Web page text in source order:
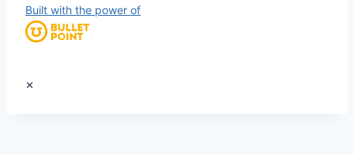
Built with the power of
×